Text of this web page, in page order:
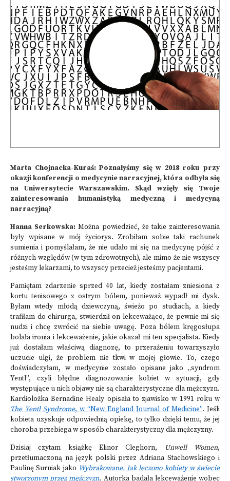
Marta Chojnacka-Kuraś: Poznałyśmy się w 2018 roku przy
okazji konferencji o medycynie narracyjnej, która odbyła się
na Uniwersytecie Warszawskim. Skąd wzięły się Twoje
zainteresowania humanistyką medyczną i medycyną
narracyjną?
Hanna Serkowska:Można powiedzieć, że takie zainteresowania
były wpisane w mój życiorys. Zrobiłam sobie taki rachunek
sumienia i pomyślałam, że nie udało mi się na medycynę pójść z
różnych względów (w tym zdrowotnych), ale mimo że nie wszyscy
jesteśmy lekarzami, to wszyscy przecież jesteśmy pacjentami.
Pamiętam zdarzenie sprzed 40 lat, kiedy zostałam zniesiona z
kortu tenisowego z ostrym bólem, ponieważ wypadł mi dysk.
Byłam wtedy młodą dziewczyną, świeżo po studiach, a kiedy
trafiłam do chirurga, stwierdził on lekceważąco, że pewnie mi się
nudzi i chcę zwrócić na siebie uwagę. Poza bólem kręgosłupa
bolała ironia i lekceważenie, jakie okazał mi ten specjalista. Kiedy
już dostałam właściwą diagnozę, to przerażeniu towarzyszyło
uczucie ulgi, że problem nie tkwi w mojej głowie. To, czego
doświadczyłam, w medycynie zostało opisane jako „syndrom
Yentl”, czyli błędne diagnozowanie kobiet w sytuacji, gdy
występujące u nich objawy nie są charakterystyczne dla mężczyzn.
Kardiolożka Bernadine Healy opisała to zjawisko w 1991 roku w
The Yentl Syndrome, w “New England Journal of Medicine”. Jeśli
kobieta uzyskuje odpowiednią opiekę, to tylko dzięki temu, że jej
choroba przebiega w sposób charakterystyczny dla mężczyzny.
Dzisiaj czytam książkę Elinor Cleghorn, Unwell Women,
przetłumaczoną na język polski przez Adriana Stachowskiego i
Paulinę Surniak jako Wybrakowane. Jak leczono kobiety w świecie
stworzonym przez mężczyzn. Autorka badała lekceważenie wobec